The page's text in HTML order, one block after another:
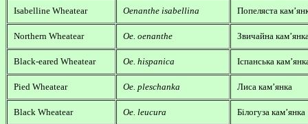
Isabelline Wheatear Oenanthe isabellina Попеляста
Northern Wheatear Oe. oenanthe Звичайна
Black-eared Wheatear Oe. hispanica Іспанська
Pied Wheatear Oe. pleschanka Лиса кам’янка
Black Wheatear Oe. leucura Білогуза кам’янка